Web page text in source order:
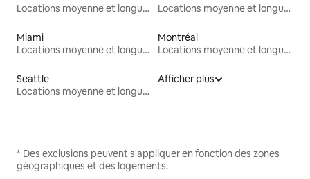
Locations moyenne et longue durée
Locations moyenne et longue durée
Miami
Locations moyenne et longue durée
Montréal
Locations moyenne et longue durée
Seattle
Locations moyenne et longue durée
Afficher plus
* Des exclusions peuvent s'appliquer en fonction des zones
géographiques et des logements.